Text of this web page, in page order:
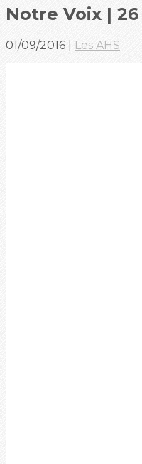
Notre Voix |
01/09/2016 Les AHS